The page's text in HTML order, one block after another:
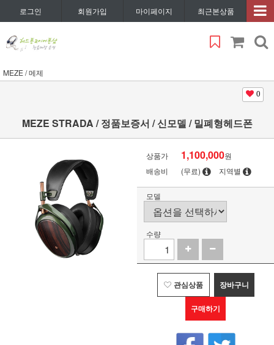
로그인 회원가입 마이페이지 최근본상품
MEZE / 메제
0
MEZE STRADA / 정품보증서 / 신모델 / 밀폐형헤드폰
상품가 1,100,000원
배송비
(무료) 지역별
모델
수량
관심상품 장바구니
구매하기